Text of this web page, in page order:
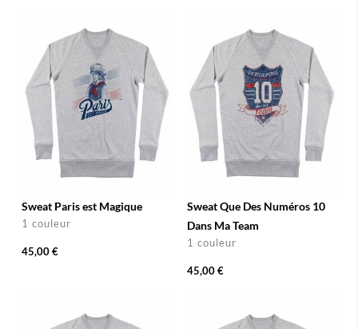
Sweat Paris est Magique
1 couleur
45,00 €
Sweat Que Des Numéros 10
Dans Ma Team
1 couleur
45,00 €